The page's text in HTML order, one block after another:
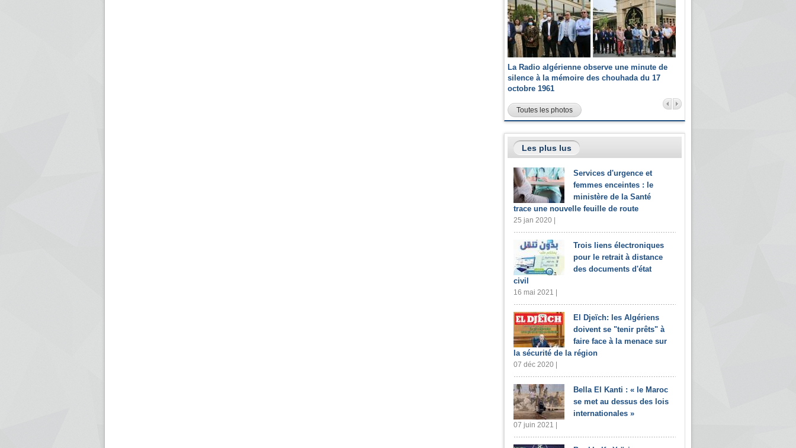
La Radio algérienne observe une minute de
silence à la mémoire des chouhada du 17
octobre 1961
Toutes les photos
Les plus lus
Services d'urgence et
femmes enceintes : le
ministère de la Santé
trace une nouvelle feuille de route
25 jan 2020 |
Trois liens électroniques
pour le retrait à distance
des documents d'état
civil
16 mai 2021 |
El Djeïch: les Algériens
doivent se "tenir prêts" à
faire face à la menace sur
la sécurité de la région
07 déc 2020 |
Bella El Kanti : « le Maroc
se met au dessus des lois
internationales »
07 juin 2021 |